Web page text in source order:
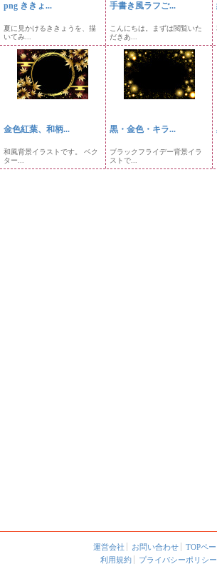
png ききょ...
夏に見かけるききょうを、描
いてみ...
手書き風ラフご...
こんにちは。まずは閲覧いた
だきあ...
金色紅葉、和柄...
和風背景イラストです。 ベク
ター...
黒・金色・キラ...
ブラックフライデー背景イラ
ストで...
運営会社 お問い合わせ
TOPペ
利用規約
プライバシーポリシー